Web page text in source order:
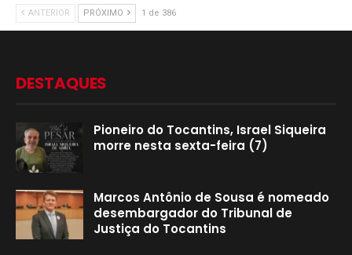
ANTERIOR PRÓXIMO 1 de 386
DESTAQUES
Pioneiro do Tocantins, Israel Siqueira
morre nesta sexta-feira (7)
Marcos Antônio de Sousa é nomeado
desembargador do Tribunal de
Justiça do Tocantins